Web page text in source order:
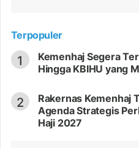
Terpopuler
1
Kemenhaj Segera
Hingga KBIHU yang
2
Rakernas Kemenhaj
Agenda Strategis
Haji 2027